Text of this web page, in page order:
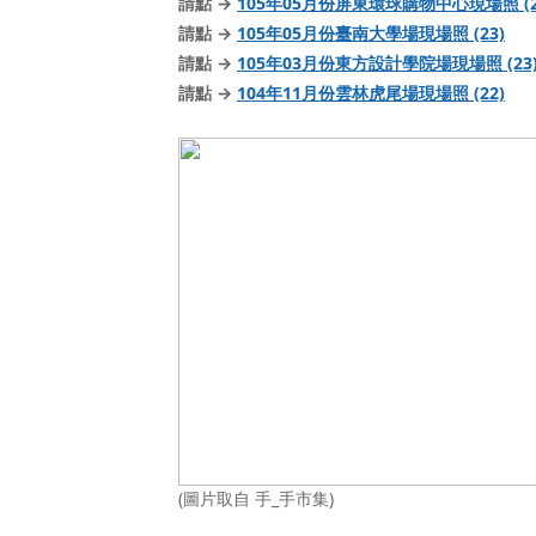
請點 → 105年05月份臺南大學場現場照 (23)
請點 → 105年03月份東方設計學院場現場照
請點 → 104年11月份雲林虎尾場現場照 (22)
(圖片取自 手_手市集)